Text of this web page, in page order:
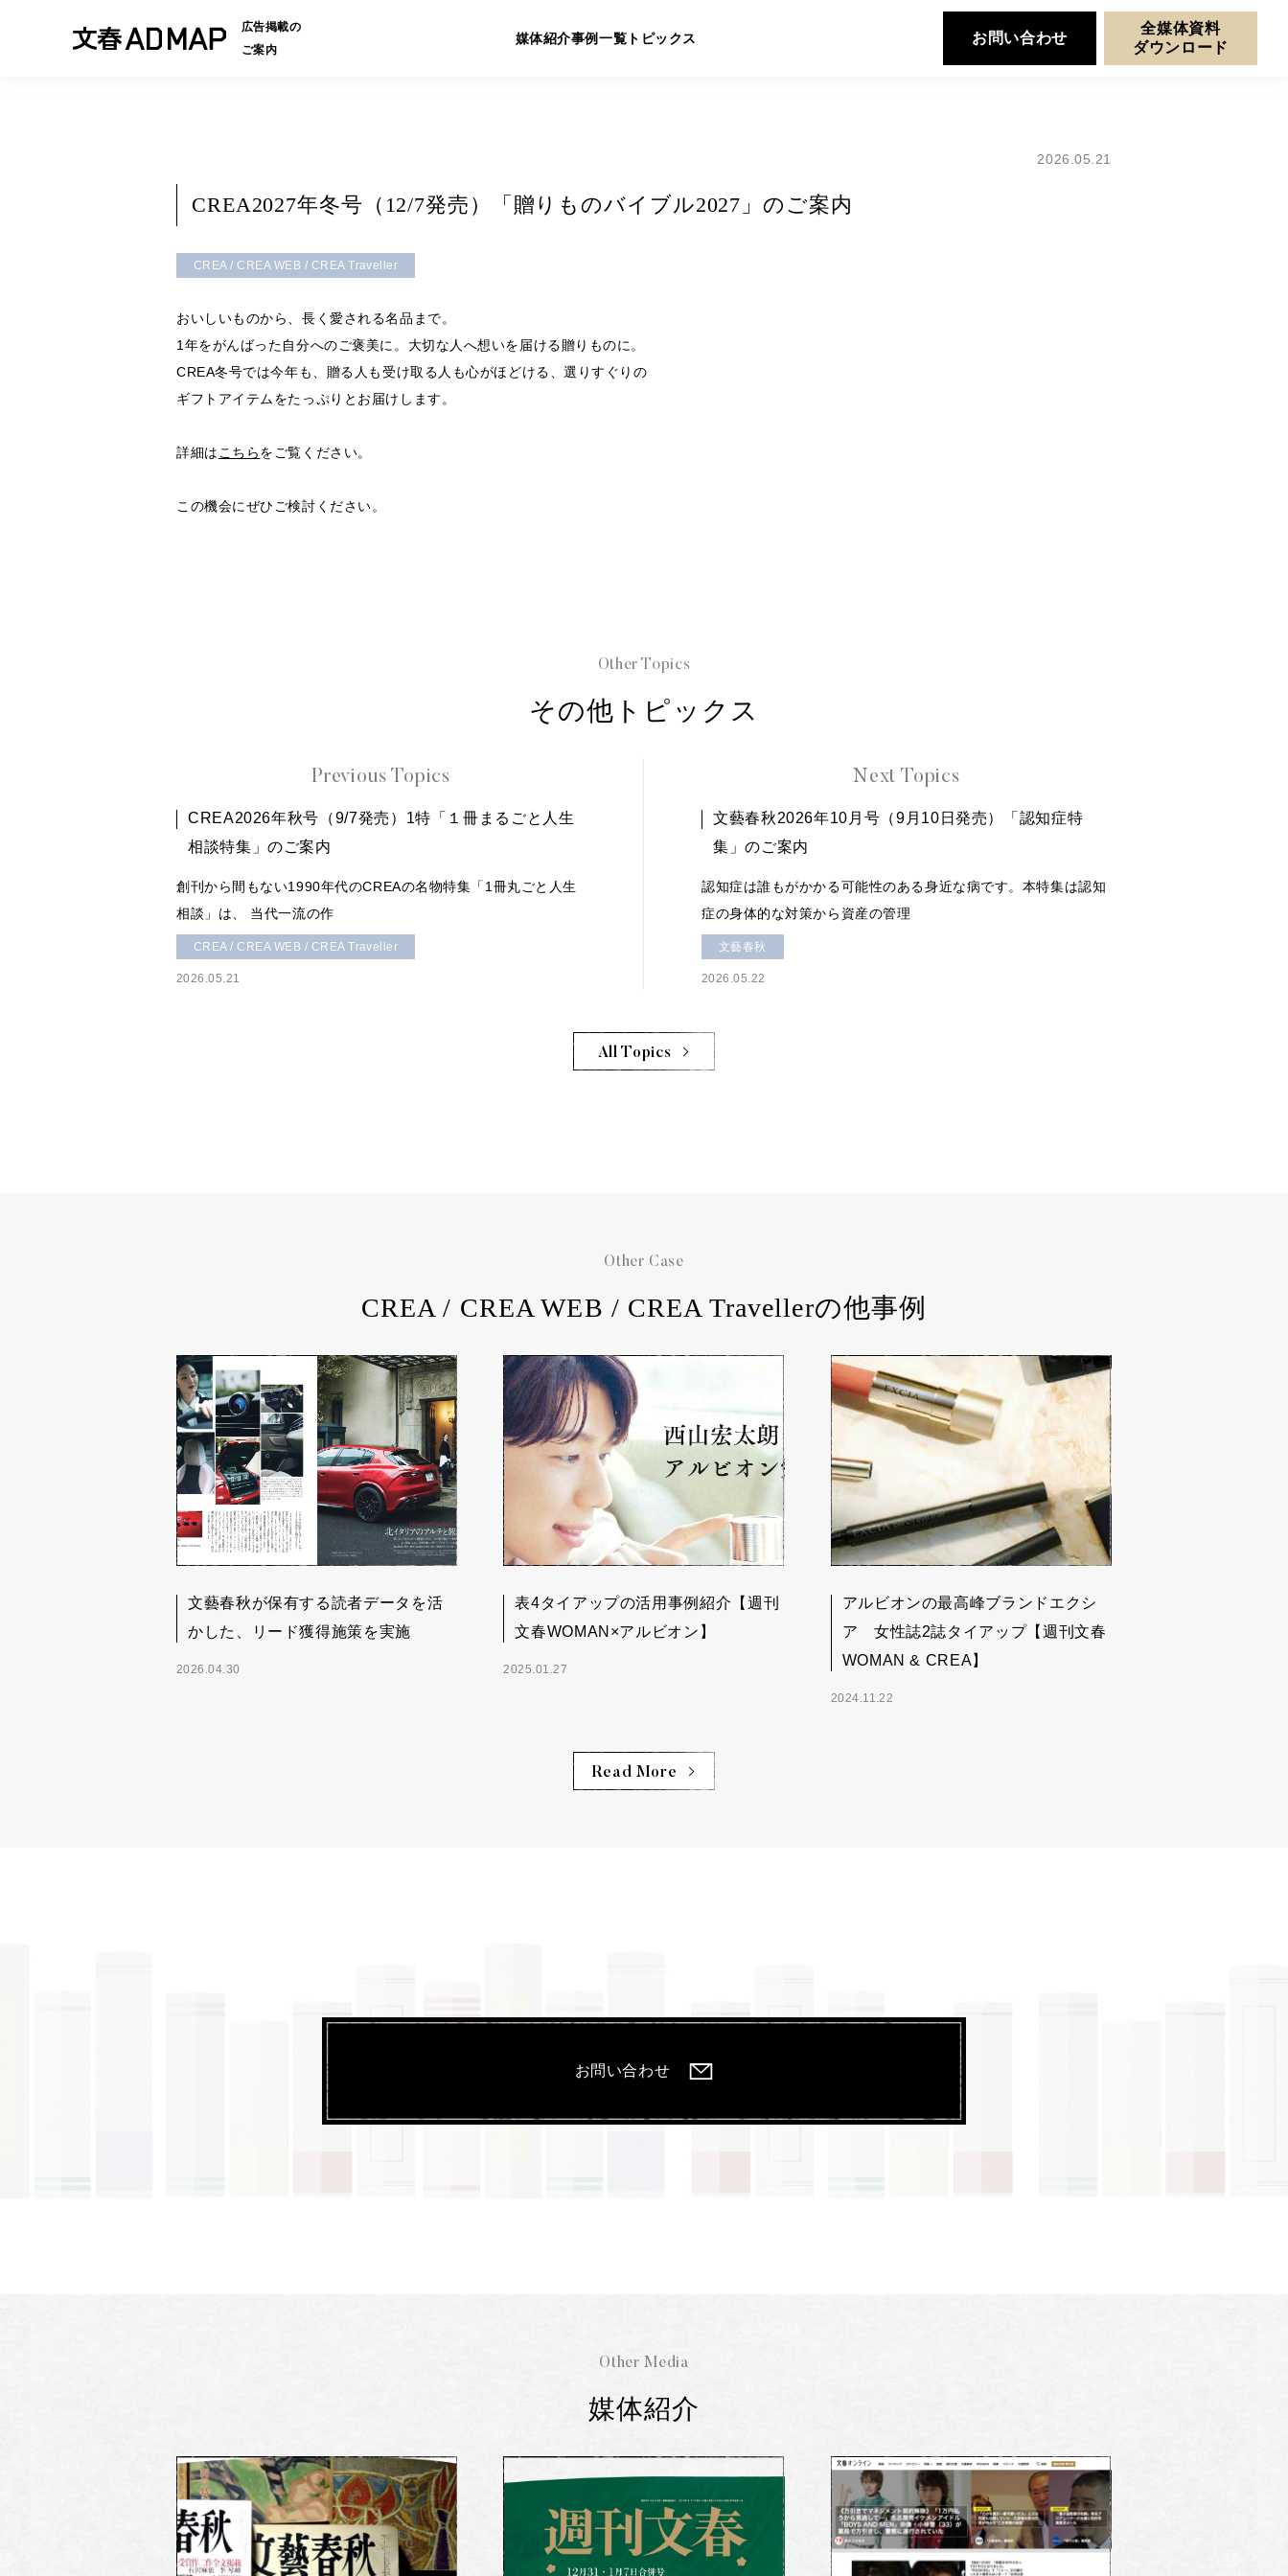
広告掲載の
ご案内
媒体紹介事例一覧 トピックス お問い合わせ
全媒体資料
ダウンロード
2026.05.21
CREA2027年冬号（12/7発売）「贈りものバイブル2027」のご案内
CREA / CREA WEB / CREA Traveller
おいしいものから、長く愛される名品まで。
1年をがんばった自分へのご褒美に。大切な人へ想いを届ける贈りものに。
CREA冬号では今年も、贈る人も受け取る人も心がほどける、選りすぐりの
ギフトアイテムをたっぷりとお届けします。
詳細は こちらをご覧ください。
この機会にぜひご検討ください。
Other Topics
その他トピックス
Previous Topics
CREA2026年秋号（9/7発売）1特「１冊まるごと人生
相談特集」のご案内
創刊から間もない1990年代のCREAの名物特集「1冊丸ごと人生
相談」は、 当代一流の作
CREA / CREA WEB / CREA Traveller
2026.05.21
Next Topics
文藝春秋2026年10月号（9月10日発売）「認知症特
集」のご案内
認知症は誰もがかかる可能性のある身近な病です。本特集は認知
症の身体的な対策から資産の管理
文藝春秋
2026.05.22
All Topics
Other Case
CREA / CREA WEB / CREA Travellerの他事例
文藝春秋が保有する読者データを活
かした、リード獲得施策を実施
2026.04.30
表4タイアップの活用事例紹介【週刊
文春WOMAN×アルビオン】
2025.01.27
アルビオンの最高峰ブランドエクシ
ア 女性誌2誌タイアップ【週刊文春
WOMAN & CREA】
2024.11.22
Read More
お問い合わせ
Other Media
媒体紹介